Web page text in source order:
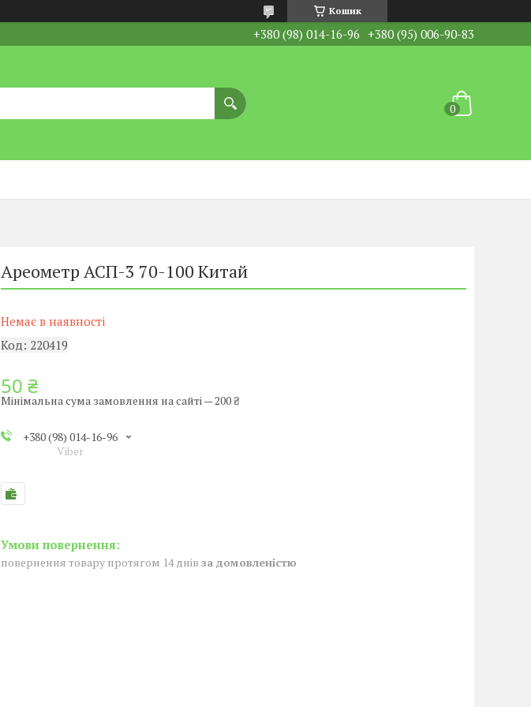
Кошик
+380 (98) 014-16-96 +380 (95) 006-90-83
Ареометр АСП-3 70-100 Китай
Немає в наявності
Код: 220419
50 ₴
Мінімальна сума замовлення на сайті — 200 ₴
+380 (98) 014-16-96
Viber
повернення товару протягом 14 днів за домовленістю